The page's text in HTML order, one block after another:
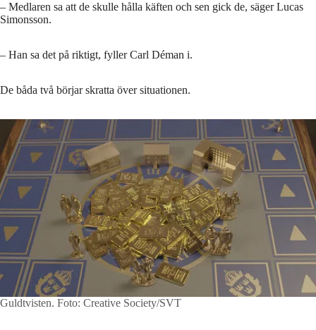
– Medlaren sa att de skulle hålla käften och sen gick de, säger Lucas
Simonsson.
– Han sa det på riktigt, fyller Carl Déman i.
De båda två börjar skratta över situationen.
Guldtvisten. Foto: Creative Society/SVT